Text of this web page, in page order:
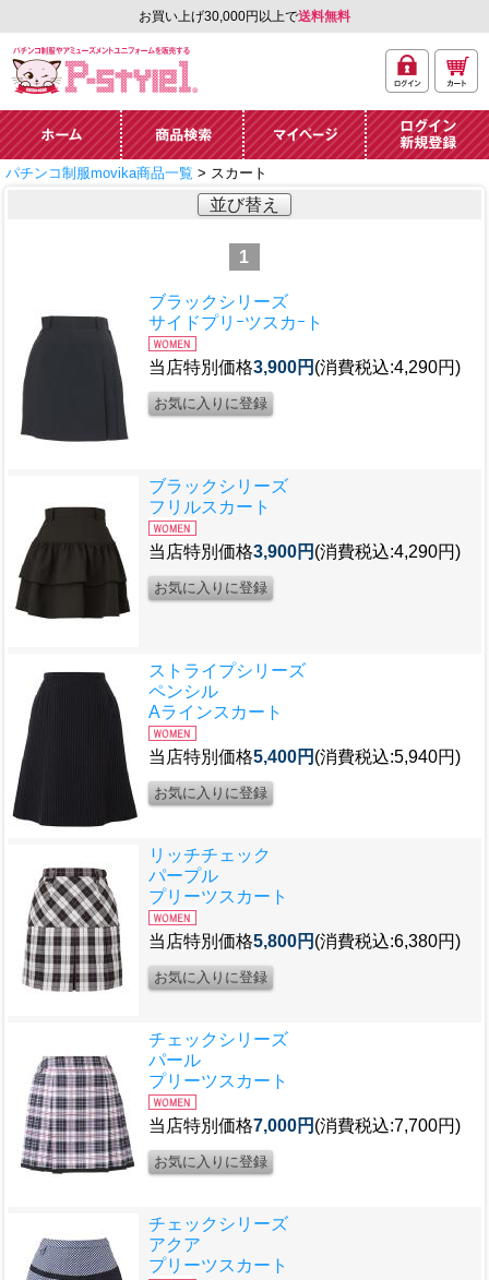
お買い上げ30,000円以上で送料無料
ーズメントユニフォー
ム通販「P-style 1」.
イン
ト
ホーム 商品検索 マイページ
パチンコ制服movika商品一覧 > スカート
並び替え
1
ブラックシリーズ
サイドプリｰツスカｰト
当店特別価格3,900円 (消費税込:4,290円)
ブラックシリーズ
フリルスカート
当店特別価格3,900円 (消費税込:4,290円)
ストライプシリーズ
ペンシル
Aラインスカート
当店特別価格5,400円 (消費税込:5,940円)
リッチチェック
パープル
プリーツスカート
当店特別価格5,800円 (消費税込:6,380円)
チェックシリーズ
パール
プリーツスカート
当店特別価格7,000円 (消費税込:7,700円)
チェックシリーズ
アクア
プリーツスカート